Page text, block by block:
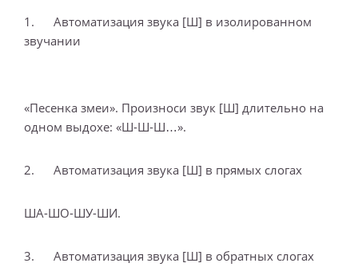
1. Автоматизация звука [Ш] в изолированном
звучании
«Песенка змеи». Произноси звук [Ш] длительно на
одном выдохе: «Ш-Ш-Ш…».
2. Автоматизация звука [Ш] в прямых слогах
ША-ШО-ШУ-ШИ.
3. Автоматизация звука [Ш] в обратных слогах